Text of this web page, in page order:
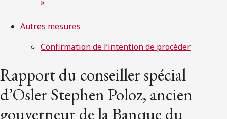
Autres mesures
Confirmation de l’intention de procéder
Rapport du conseiller spécial
d’Osler Stephen Poloz, ancien
gouverneur de la Banque du